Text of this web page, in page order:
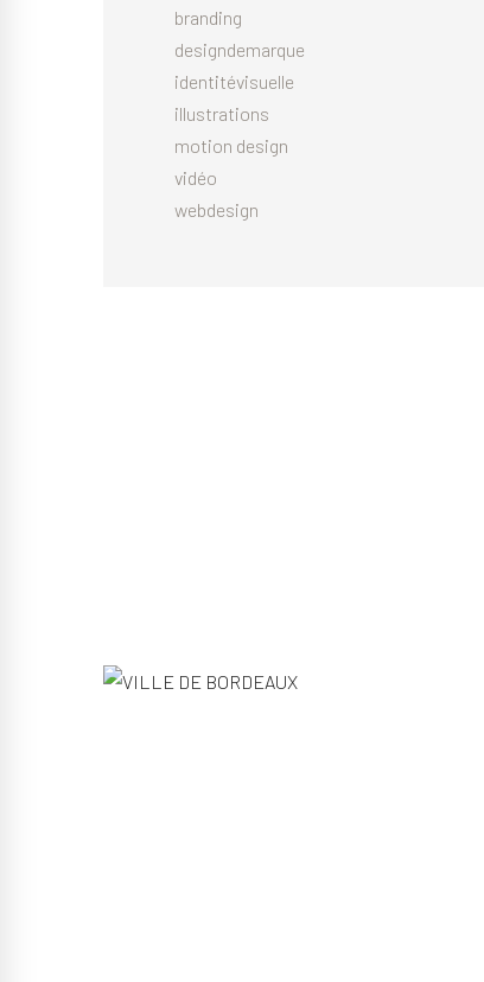
branding
designdemarque
identitévisuelle
illustrations
motion design
vidéo
webdesign